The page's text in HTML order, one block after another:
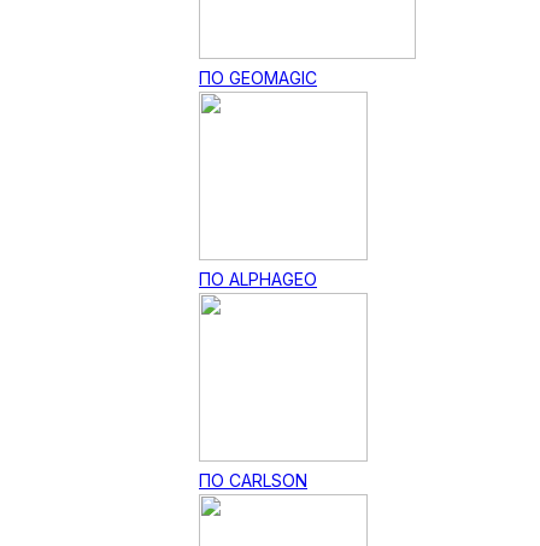
ПО GEOMAGIC
ПО ALPHAGEO
ПО CARLSON